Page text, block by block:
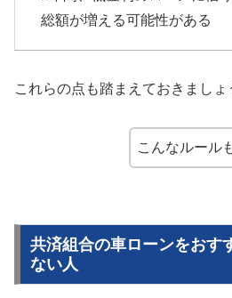
総額が増える可能性がある
これらの点も踏まえておきましょ
こんなルール
共済組合の車ローンをおす
ない人